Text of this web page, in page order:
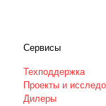
Сервисы
Техподдержка
Проекты и
Дилеры